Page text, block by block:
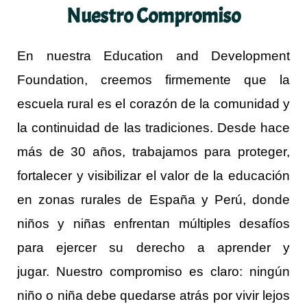
Nuestro Compromiso
En nuestra Education and Development
Foundation, creemos firmemente que
la
escuela rural es el corazón de la comunidad y
la continuidad de las tradiciones. Desde hace
más de 30 años, trabajamos para proteger,
fortalecer y visibilizar el valor de la educación
en zonas rurales de España y Perú, donde
niños y niñas enfrentan múltiples desafíos
para ejercer su derecho a aprender y
jugar. Nuestro compromiso es claro: ningún
niño o niña debe quedarse atrás por vivir lejos